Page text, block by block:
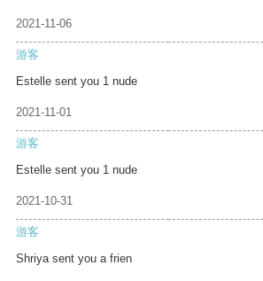
2021-11-06
游客
Estelle sent you 1 nude
2021-11-01
游客
Estelle sent you 1 nude
2021-10-31
游客
Shriya sent you a frien